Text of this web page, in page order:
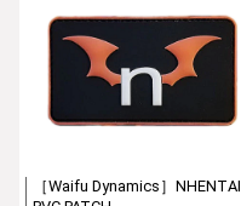
［Waifu Dynamics］NHENTAI